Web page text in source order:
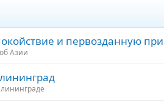
и первозданную
Азии